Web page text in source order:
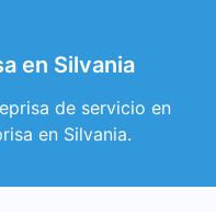
en Silvania
de servicio en
en Silvania.